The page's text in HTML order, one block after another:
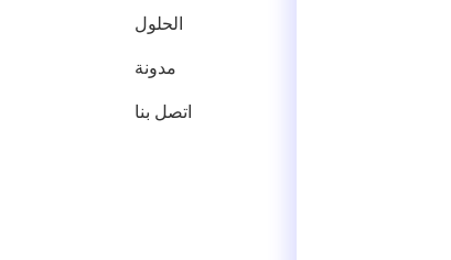
الحلول
مدونة
اتصل بنا